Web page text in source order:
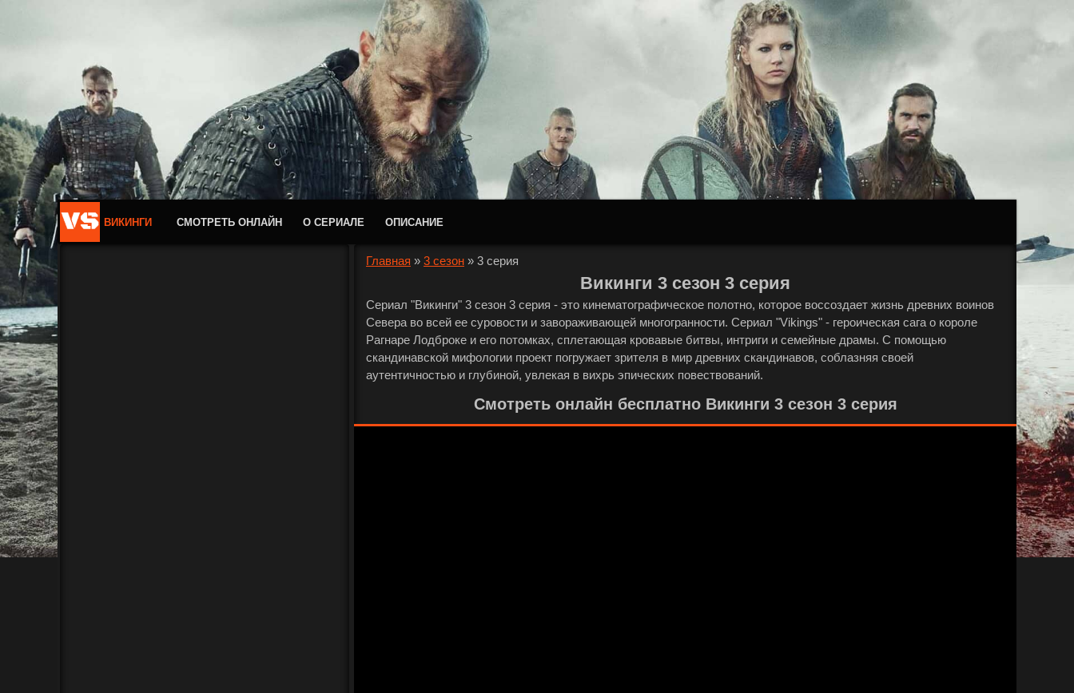
ВИКИНГИ СМОТРЕТЬ ОНЛАЙН О СЕРИАЛЕ ОПИСАНИЕ
Главная » 3 сезон » 3 серия
Викинги 3 сезон 3 серия
Сериал "Викинги" 3 сезон 3 серия - это кинематографическое полотно, которое воссоздает жизнь древних воинов
Севера во всей ее суровости и завораживающей многогранности. Сериал "Vikings" - героическая сага о короле
Рагнаре Лодброке и его потомках, сплетающая кровавые битвы, интриги и семейные драмы. С помощью
скандинавской мифологии проект погружает зрителя в мир древних скандинавов, соблазняя своей
аутентичностью и глубиной, увлекая в вихрь эпических повествований.
Смотреть онлайн бесплатно Викинги 3 сезон 3 серия